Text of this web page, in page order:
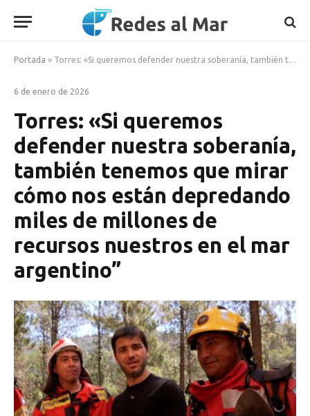
Portada » Torres: «Si queremos defender nuestra soberanía, también tenemos que mirar cómo nos están depredando miles de millones de recursos nuestros en el mar argentino”
6 de enero de 2026
Torres: «Si queremos
defender nuestra soberanía,
también tenemos que mirar
cómo nos están depredando
miles de millones de
recursos nuestros en el mar
argentino”